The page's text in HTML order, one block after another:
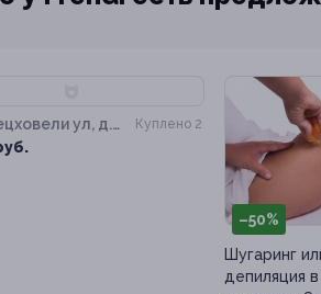
ул, д.
Куплено 2
–50%
Шугаринг
депиляция